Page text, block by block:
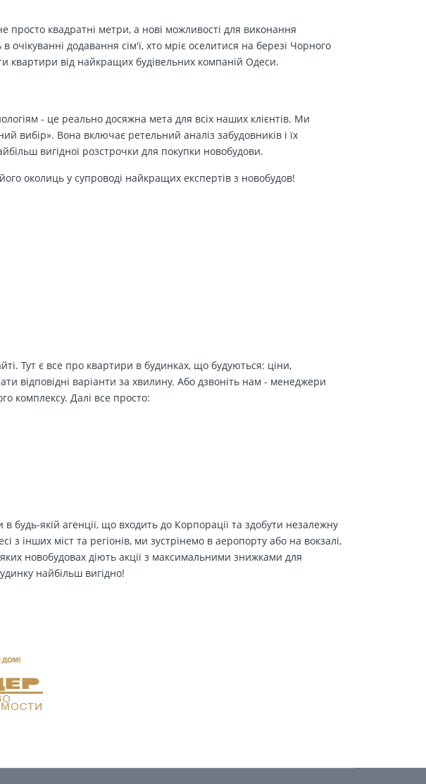
просто квадратні метри, а нові можливості для виконання
додавання сім'ї, хто мріє оселитися на березі Чорного
квартири від найкращих будівельних компаній Одеси.
- це реально досяжна мета для всіх наших клієнтів. Ми
вибір». Вона включає ретельний аналіз забудовників і їх
вигідної розстрочки для покупки новобудови.
околиць у супроводі найкращих експертів з новобудов!
Тут є все про квартири в будинках, що будуються: ціни,
відповідні варіанти за хвилину. Або дзвоніть нам - менеджери
комплексу. Далі все просто:
якій агенції, що входить до Корпорації та здобути незалежну
з інших міст та регіонів, ми зустрінемо в аеропорту або на вокзалі,
новобудовах діють акції з максимальними знижками для
найбільш вигідно!